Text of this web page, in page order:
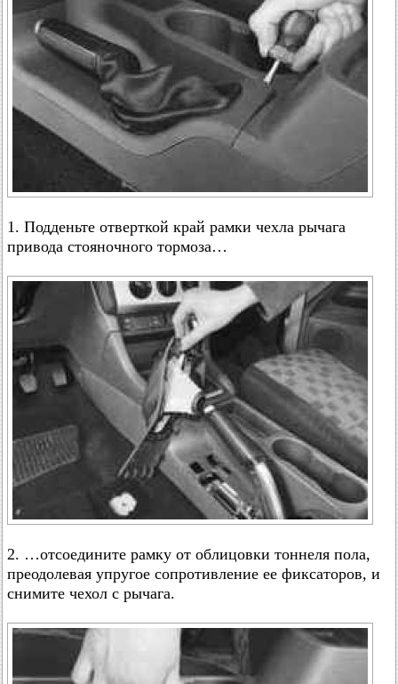
1. Подденьте отверткой край рамки чехла рычага
привода стояночного тормоза…
2. …отсоедините рамку от облицовки тоннеля пола,
преодолевая упругое сопротивление ее фиксаторов, и
снимите чехол с рычага.